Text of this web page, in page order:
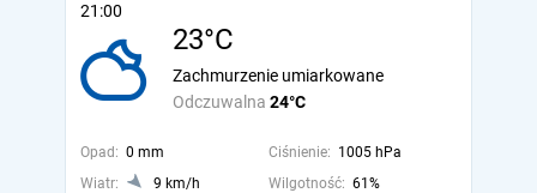
21:00
23°C
Odczuwalna 24°C
Zachmurzenie umiarkowane
Opad: 0 mm Ciśnienie: 1005 hPa
Wiatr:
9 km/h Wilgotność: 61%